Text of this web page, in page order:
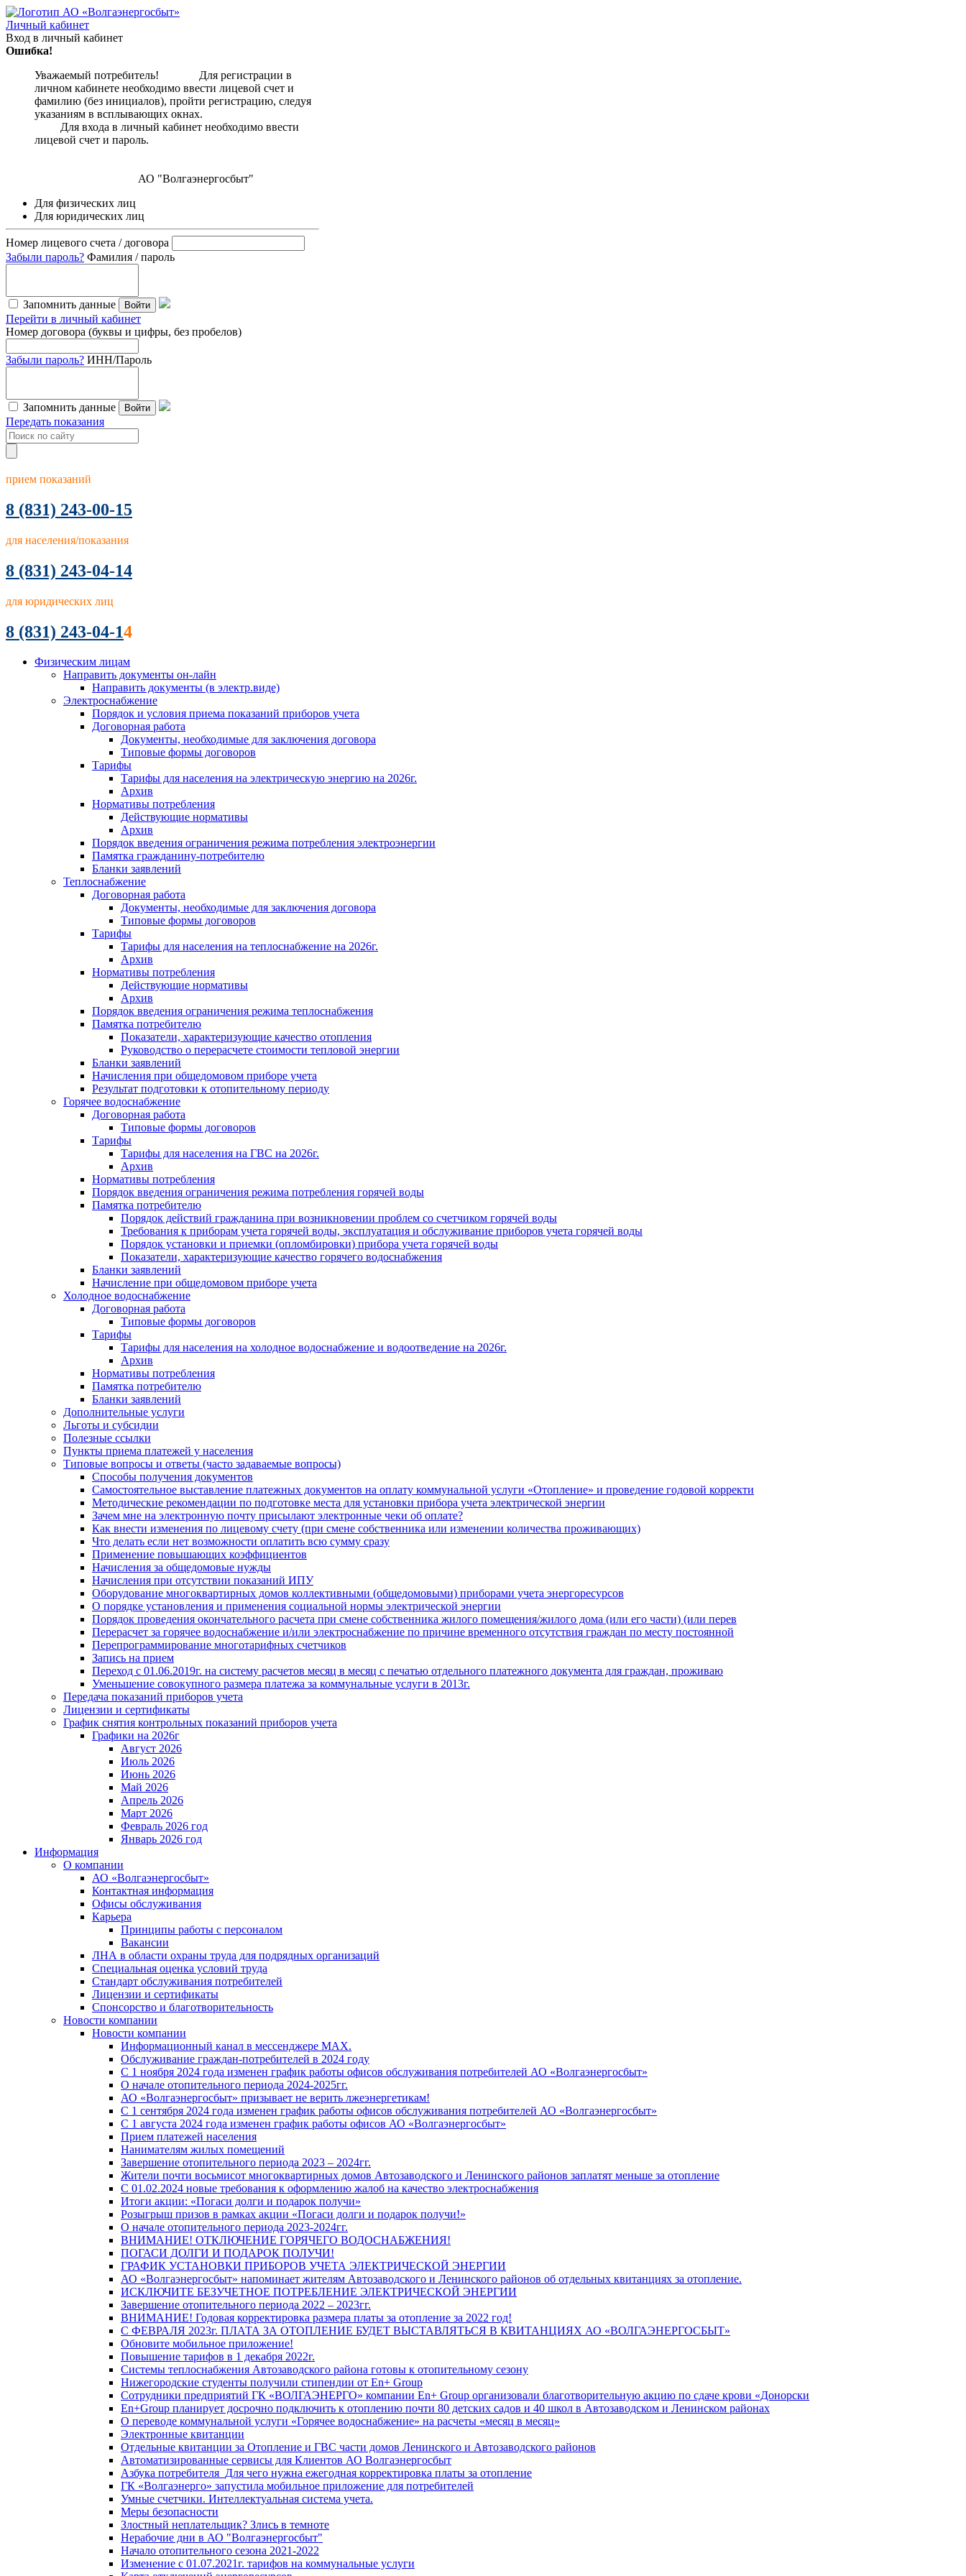
Личный кабинет
Вход в личный кабинет
Ошибка!
Уважаемый потребитель! Для регистрации в
личном кабинете необходимо ввести лицевой счет и
фамилию (без инициалов), пройти регистрацию, следуя
указаниям в всплывающих окнах.
Для входа в личный кабинет необходимо ввести
лицевой счет и пароль.
АО "Волгаэнергосбыт"
Для физических лиц
Для юридических лиц
Номер лицевого счета / договора
Забыли пароль? Фамилия / пароль
Запомнить данные Войти
Перейти в личный кабинет
Номер договора (буквы и цифры, без пробелов)
Забыли пароль? ИНН/Пароль
Запомнить данные Войти
Передать показания
прием показаний
8 (831) 243-00-15
для населения/показания
8 (831) 243-04-14
для юридических лиц
8 (831) 243-04-14
Физическим лицам
Направить документы он-лайн
Направить документы (в электр.виде)
Электроснабжение
Порядок и условия приема показаний приборов учета
Договорная работа
Документы, необходимые для заключения договора
Типовые формы договоров
Тарифы
Тарифы для населения на электрическую энергию на 2026г.
Архив
Нормативы потребления
Действующие нормативы
Архив
Порядок введения ограничения режима потребления электроэнергии
Памятка гражданину-потребителю
Бланки заявлений
Теплоснабжение
Договорная работа
Документы, необходимые для заключения договора
Типовые формы договоров
Тарифы
Тарифы для населения на теплоснабжение на 2026г.
Архив
Нормативы потребления
Действующие нормативы
Архив
Порядок введения ограничения режима теплоснабжения
Памятка потребителю
Показатели, характеризующие качество отопления
Руководство о перерасчете стоимости тепловой энергии
Бланки заявлений
Начисления при общедомовом приборе учета
Результат подготовки к отопительному периоду
Горячее водоснабжение
Договорная работа
Типовые формы договоров
Тарифы
Тарифы для населения на ГВС на 2026г.
Архив
Нормативы потребления
Порядок введения ограничения режима потребления горячей воды
Памятка потребителю
Порядок действий гражданина при возникновении проблем со счетчиком горячей воды
Требования к приборам учета горячей воды, эксплуатация и обслуживание приборов учета горячей воды
Порядок установки и приемки (опломбировки) прибора учета горячей воды
Показатели, характеризующие качество горячего водоснабжения
Бланки заявлений
Начисление при общедомовом приборе учета
Холодное водоснабжение
Договорная работа
Типовые формы договоров
Тарифы
Тарифы для населения на холодное водоснабжение и водоотведение на 2026г.
Архив
Нормативы потребления
Памятка потребителю
Бланки заявлений
Дополнительные услуги
Льготы и субсидии
Полезные ссылки
Пункты приема платежей у населения
Типовые вопросы и ответы (часто задаваемые вопросы)
Способы получения документов
Самостоятельное выставление платежных документов на оплату коммунальной услуги «Отопление» и проведение годовой корректи
Методические рекомендации по подготовке места для установки прибора учета электрической энергии
Зачем мне на электронную почту присылают электронные чеки об оплате?
Как внести изменения по лицевому счету (при смене собственника или изменении количества проживающих)
Что делать если нет возможности оплатить всю сумму сразу
Применение повышающих коэффициентов
Начисления за общедомовые нужды
Начисления при отсутствии показаний ИПУ
Оборудование многоквартирных домов коллективными (общедомовыми) приборами учета энергоресурсов
О порядке установления и применения социальной нормы электрической энергии
Порядок проведения окончательного расчета при смене собственника жилого помещения/жилого дома (или его части) (или перев
Перерасчет за горячее водоснабжение и/или электроснабжение по причине временного отсутствия граждан по месту постоянной
Перепрограммирование многотарифных счетчиков
Запись на прием
Переход с 01.06.2019г. на систему расчетов месяц в месяц с печатью отдельного платежного документа для граждан, проживаю
Уменьшение совокупного размера платежа за коммунальные услуги в 2013г.
Передача показаний приборов учета
Лицензии и сертификаты
График снятия контрольных показаний приборов учета
Графики на 2026г
Август 2026
Июль 2026
Июнь 2026
Май 2026
Апрель 2026
Март 2026
Февраль 2026 год
Январь 2026 год
Информация
О компании
АО «Волгаэнергосбыт»
Контактная информация
Офисы обслуживания
Карьера
Принципы работы с персоналом
Вакансии
ЛНА в области охраны труда для подрядных организаций
Специальная оценка условий труда
Стандарт обслуживания потребителей
Лицензии и сертификаты
Спонсорство и благотворительность
Новости компании
Новости компании
Информационный канал в мессенджере MAX.
Обслуживание граждан-потребителей в 2024 году
С 1 ноября 2024 года изменен график работы офисов обслуживания потребителей АО «Волгаэнергосбыт»
О начале отопительного периода 2024-2025гг.
АО «Волгаэнергосбыт» призывает не верить лжеэнергетикам!
С 1 сентября 2024 года изменен график работы офисов обслуживания потребителей АО «Волгаэнергосбыт»
С 1 августа 2024 года изменен график работы офисов АО «Волгаэнергосбыт»
Прием платежей населения
Нанимателям жилых помещений
Завершение отопительного периода 2023 – 2024гг.
Жители почти восьмисот многоквартирных домов Автозаводского и Ленинского районов заплатят меньше за отопление
С 01.02.2024 новые требования к оформлению жалоб на качество электроснабжения
Итоги акции: «Погаси долги и подарок получи»
Розыгрыш призов в рамках акции «Погаси долги и подарок получи!»
О начале отопительного периода 2023-2024гг.
ВНИМАНИЕ! ОТКЛЮЧЕНИЕ ГОРЯЧЕГО ВОДОСНАБЖЕНИЯ!
ПОГАСИ ДОЛГИ И ПОДАРОК ПОЛУЧИ!
ГРАФИК УСТАНОВКИ ПРИБОРОВ УЧЕТА ЭЛЕКТРИЧЕСКОЙ ЭНЕРГИИ
АО «Волгаэнергосбыт» напоминает жителям Автозаводского и Ленинского районов об отдельных квитанциях за отопление.
ИСКЛЮЧИТЕ БЕЗУЧЕТНОЕ ПОТРЕБЛЕНИЕ ЭЛЕКТРИЧЕСКОЙ ЭНЕРГИИ
Завершение отопительного периода 2022 – 2023гг.
ВНИМАНИЕ! Годовая корректировка размера платы за отопление за 2022 год!
С ФЕВРАЛЯ 2023г. ПЛАТА ЗА ОТОПЛЕНИЕ БУДЕТ ВЫСТАВЛЯТЬСЯ В КВИТАНЦИЯХ АО «ВОЛГАЭНЕРГОСБЫТ»
Обновите мобильное приложение!
Повышение тарифов в 1 декабря 2022г.
Системы теплоснабжения Автозаводского района готовы к отопительному сезону
Нижегородские студенты получили стипендии от En+ Group
Сотрудники предприятий ГК «ВОЛГАЭНЕРГО» компании En+ Group организовали благотворительную акцию по сдаче крови «Донорски
En+Group планирует досрочно подключить к отоплению почти 80 детских садов и 40 школ в Автозаводском и Ленинском районах
О переводе коммунальной услуги «Горячее водоснабжение» на расчеты «месяц в месяц»
Электронные квитанции
Отдельные квитанции за Отопление и ГВС части домов Ленинского и Автозаводского районов
Автоматизированные сервисы для Клиентов АО Волгаэнергосбыт
Азбука потребителя_Для чего нужна ежегодная корректировка платы за отопление
ГК «Волгаэнерго» запустила мобильное приложение для потребителей
Умные счетчики. Интеллектуальная система учета.
Меры безопасности
Злостный неплательщик? Злись в темноте
Нерабочие дни в АО "Волгаэнергосбыт"
Начало отопительного сезона 2021-2022
Изменение с 01.07.2021г. тарифов на коммунальные услуги